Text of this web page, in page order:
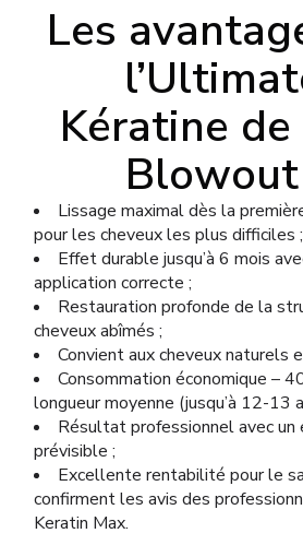
Les
Kératine
Lissage maximal dès la
pour les cheveux les plus difficiles ;
Effet durable jusqu’à 6 mois
application correcte ;
Restauration profonde de la
cheveux abîmés ;
Convient aux cheveux naturels
Consommation économique –
longueur moyenne (jusqu’à 12-13
Résultat professionnel avec
prévisible ;
Excellente rentabilité pour le
confirment les avis des
Keratin Max.